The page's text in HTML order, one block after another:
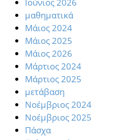
Ιούνιος 2026
μαθηματικά
Μάιος 2024
Μάιος 2025
Μάιος 2026
Μάρτιος 2024
Μάρτιος 2025
μετάβαση
Νοέμβριος 2024
Νοέμβριος 2025
Πάσχα